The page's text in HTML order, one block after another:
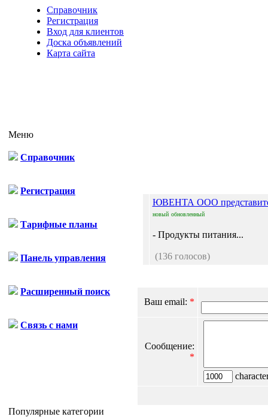
Справочник
Регистрация
Вход для клиентов
Доска объявлений
Карта сайта
Меню
Справочник
Регистрация
Тарифные планы
Панель управления
Расширенный поиск
Связь с нами
Популярные категории
ЮВЕНТА ООО
новый обновленный
- Продукты питания...
(136 голосов)
Ваш email: *
Сообщение:
*